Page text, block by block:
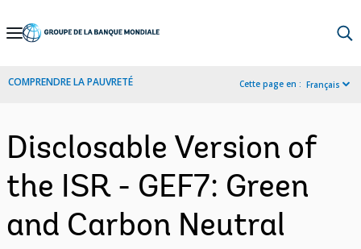
Skip
Navigation
COMPRENDRE LA PAUVRETÉ Cette page en : Français
Disclosable Version of
the ISR - GEF7: Green
and Carbon Neutral